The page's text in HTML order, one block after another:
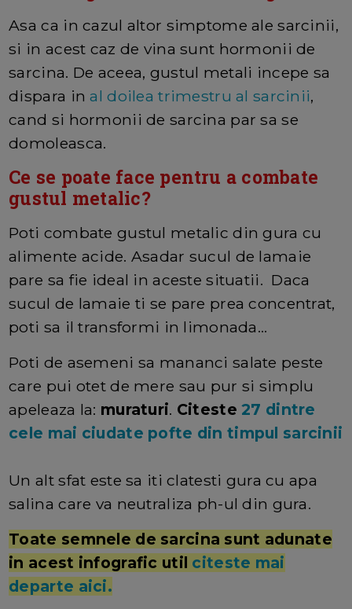
Asa ca in cazul altor simptome ale sarcinii,
si in acest caz de vina sunt hormonii de
sarcina. De aceea, gustul metali incepe sa
dispara inal doilea trimestru al sarcinii,
cand si hormonii de sarcina par sa se
domoleasca.
Ce se poate face pentru a combate
gustul metalic?
Poti combate gustul metalic din gura cu
alimente acide. Asadar sucul de lamaie
pare sa fie ideal in aceste situatii. Daca
sucul de lamaie ti se pare prea concentrat,
poti sa il transformi in limonada...
Poti de asemeni sa mananci salate peste
care pui otet de mere sau pur si simplu
apeleaza la: muraturi. Citeste27 dintre
cele mai ciudate pofte din timpul sarcinii
Un alt sfat este sa iti clatesti gura cu apa
salina care va neutraliza ph-ul din gura.
Toate semnele de sarcina sunt adunate
in acest infografic util citeste mai
departe aici.